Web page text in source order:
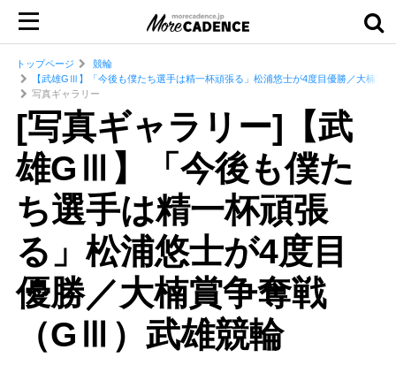
トップページ
競輪
【武雄GⅢ】「今後も僕たち選手は精一杯頑張る」松浦悠士が4度目優勝／大楠賞
写真ギャラリー
[写真ギャラリー]【武
雄GⅢ】「今後も僕た
ち選手は精一杯頑張
る」松浦悠士が4度目
優勝／大楠賞争奪戦
（GⅢ）武雄競輪